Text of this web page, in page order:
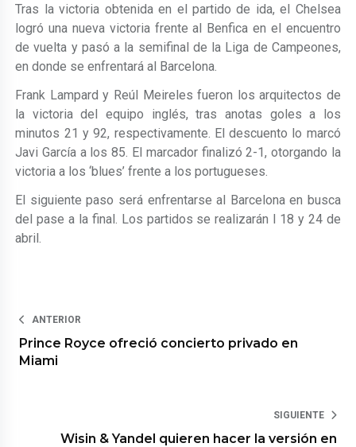
Tras la victoria obtenida en el partido de ida, el Chelsea
logró una nueva victoria frente al Benfica en el encuentro
de vuelta y pasó a la semifinal de la Liga de Campeones,
en donde se enfrentará al Barcelona.
Frank Lampard y Reúl Meireles fueron los arquitectos de
la victoria del equipo inglés, tras anotas goles a los
minutos 21 y 92, respectivamente. El descuento lo marcó
Javi García a los 85. El marcador finalizó 2-1, otorgando la
victoria a los ‘blues’ frente a los portugueses.
El siguiente paso será enfrentarse al Barcelona en busca
del pase a la final. Los partidos se realizarán l 18 y 24 de
abril.
ANTERIOR
Prince Royce ofreció concierto privado en
Miami
SIGUIENTE
Wisin & Yandel quieren hacer la versión en